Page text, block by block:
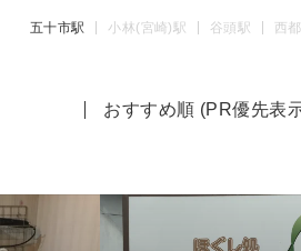
五十市駅 小林(宮崎)駅 谷頭駅 西
おすすめ順 (PR優先表